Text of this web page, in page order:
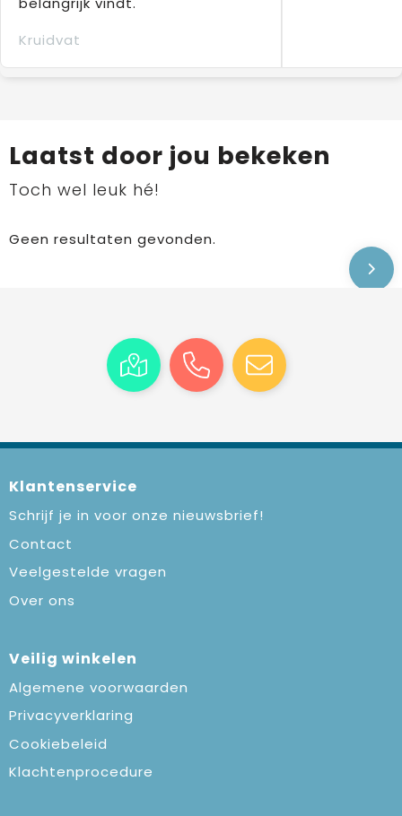
Kruidvat
Laatst door jou bekeken
Toch wel leuk hé!
Geen resultaten gevonden.
Klantenservice
Schrijf je in voor onze nieuwsbrief!
Contact
Veelgestelde vragen
Over ons
Veilig winkelen
Algemene voorwaarden
Privacyverklaring
Cookiebeleid
Klachtenprocedure